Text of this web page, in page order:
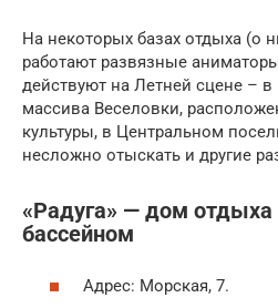
На некоторых базах отдыха (о
работают развязные
действуют на Летней сцене – в
массива Веселовки,
культуры, в Центральном
несложно отыскать и другие
«Радуга» — дом отдыха
бассейном
Адрес: Морская, 7.